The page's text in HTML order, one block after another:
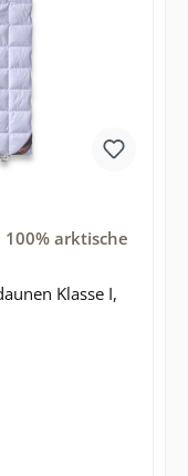
arktische
Klasse I,